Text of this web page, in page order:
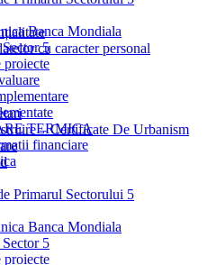
Banca Mondiala
5
proiecte
TERMICA
financiare
cu caracter personal
– Certificate De Urbanism
Primarul Sectorului 5
Banca Mondiala
5
proiecte